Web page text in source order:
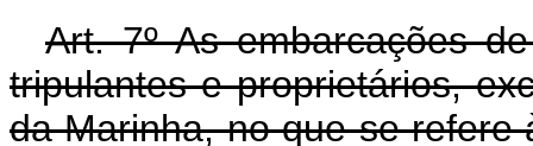
Art. 7º As embarcações
tripulantes e proprietários,
da Marinha, no que se refere